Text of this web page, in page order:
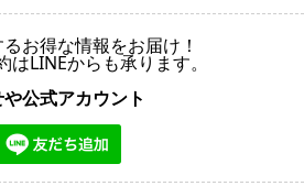
お得な情報をお届け！
はLINEからも承ります。
や公式アカウント